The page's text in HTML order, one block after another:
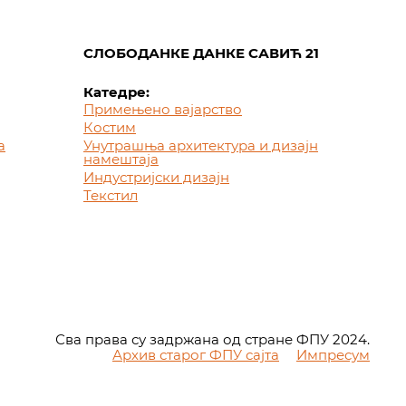
СЛОБОДАНКЕ ДАНКЕ САВИЋ 21
Катедре:
Примењено вајарство
Костим
Унутрашња архитектура и дизајн
намештаја
Индустријски дизајн
Текстил
Сва права су задржана од стране ФПУ 2024.
Архив старог ФПУ сајта
Импресум